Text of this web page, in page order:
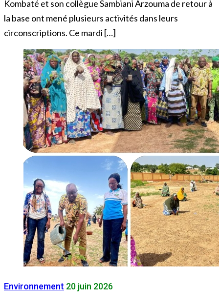
Kombaté et son collègue Sambiani Arzouma de retour à
la base ont mené plusieurs activités dans leurs
circonscriptions. Ce mardi […]
Environnement 20 juin 2026